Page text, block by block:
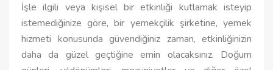
İşle ilgili veya kişisel bir etkinliği kutlamak isteyip
istemediğinize göre, bir yemekçilik şirketine, yemek
hizmeti konusunda güvendiğiniz zaman, etkinliğinizin
daha da güzel geçtiğine emin olacaksınız. Doğum